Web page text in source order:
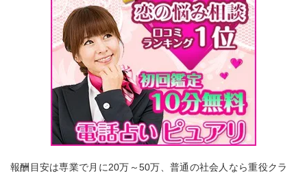
報酬目安は専業で月に20万～50万、普通の社会人なら重役クラ